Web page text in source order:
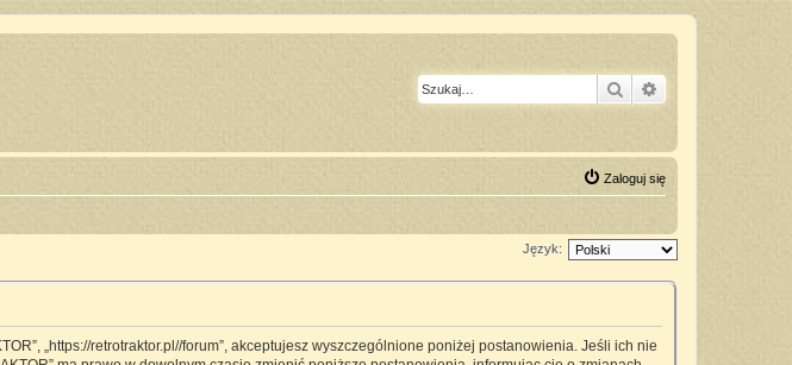
Szukaj
Zaloguj się
Język:
„https://retrotraktor.pl//forum”, akceptujesz wyszczególnione poniżej postanowienia. Jeśli ich nie